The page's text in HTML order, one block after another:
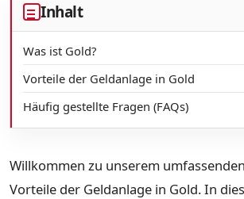
Inhalt
Was ist Gold?
Vorteile der Geldanlage in Gold
Häufig gestellte Fragen (FAQs)
Willkommen zu unserem
Vorteile der Geldanlage in Gold. In